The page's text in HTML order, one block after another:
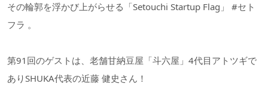
その輪郭を浮かび上がらせる「Setouchi Startup Flag」 #セト
フラ 。
第91回のゲストは、老舗甘納豆屋「斗六屋」4代目アトツギで
ありSHUKA代表の近藤 健史さん！